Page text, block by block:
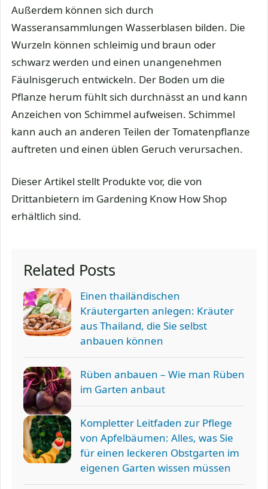
Außerdem können sich durch
Wasseransammlungen Wasserblasen bilden. Die
Wurzeln können schleimig und braun oder
schwarz werden und einen unangenehmen
Fäulnisgeruch entwickeln. Der Boden um die
Pflanze herum fühlt sich durchnässt an und kann
Anzeichen von Schimmel aufweisen. Schimmel
kann auch an anderen Teilen der Tomatenpflanze
auftreten und einen üblen Geruch verursachen.
Dieser Artikel stellt Produkte vor, die von
Drittanbietern im Gardening Know How Shop
erhältlich sind.
Related Posts
Einen thailändischen
Kräutergarten anlegen: Kräuter
aus Thailand, die Sie selbst
anbauen können
Rüben anbauen – Wie man Rüben
im Garten anbaut
Kompletter Leitfaden zur Pflege
von Apfelbäumen: Alles, was Sie
für einen leckeren Obstgarten im
eigenen Garten wissen müssen